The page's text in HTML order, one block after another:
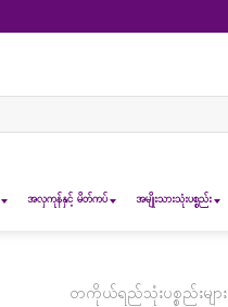
အလှကုန်နှင့် မိတ်ကပ် အမျိုးသားသုံးပစ္စည်း
တကိုယ်ရည်သုံးပစ္စည်းများ